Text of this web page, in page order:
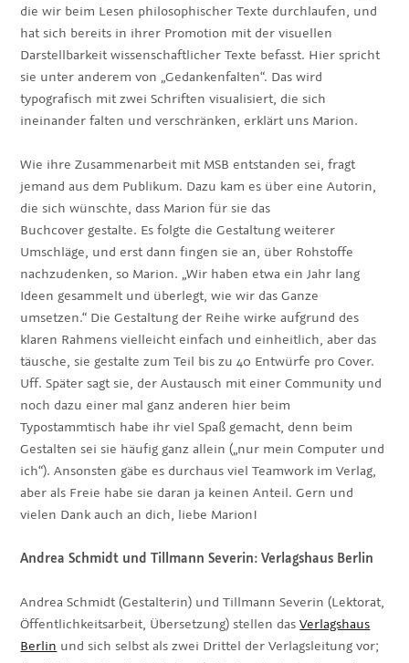
die wir beim Lesen philosophischer Texte durchlaufen, und
hat sich bereits in ihrer Promotion mit der visuellen
Darstellbarkeit wissenschaftlicher Texte befasst. Hier spricht
sie unter anderem von „Gedankenfalten“. Das wird
typografisch mit zwei Schriften visualisiert, die sich
ineinander falten und verschränken, erklärt uns Marion.
Wie ihre Zusammenarbeit mit MSB entstanden sei, fragt
jemand aus dem Publikum. Dazu kam es über eine Autorin,
die sich wünschte, dass Marion für sie das
Buchcover gestalte. Es folgte die Gestaltung weiterer
Umschläge, und erst dann fingen sie an, über Rohstoffe
nachzudenken, so Marion. „Wir haben etwa ein Jahr lang
Ideen gesammelt und überlegt, wie wir das Ganze
umsetzen.“ Die Gestaltung der Reihe wirke aufgrund des
klaren Rahmens vielleicht einfach und einheitlich, aber das
täusche, sie gestalte zum Teil bis zu 40 Entwürfe pro Cover.
Uff. Später sagt sie, der Austausch mit einer Community und
noch dazu einer mal ganz anderen hier beim
Typostammtisch habe ihr viel Spaß gemacht, denn beim
Gestalten sei sie häufig ganz allein („nur mein Computer und
ich“). Ansonsten gäbe es durchaus viel Teamwork im Verlag,
aber als Freie habe sie daran ja keinen Anteil. Gern und
vielen Dank auch an dich, liebe Marion!
Andrea Schmidt und Tillmann Severin: Verlagshaus Berlin
Andrea Schmidt (Gestalterin) und Tillmann Severin (Lektorat,
Öffentlichkeitsarbeit, Übersetzung) stellen dasVerlagshaus
Berlin und sich selbst als zwei Drittel der Verlagsleitung vor;